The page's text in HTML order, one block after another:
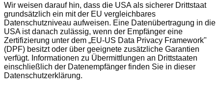
Wir weisen darauf hin, dass die USA als sicherer Drittstaat
grundsätzlich ein mit der EU vergleichbares
Datenschutzniveau aufweisen. Eine Datenübertragung in die
USA ist danach zulässig, wenn der Empfänger eine
Zertifizierung unter dem „EU-US Data Privacy Framework"
(DPF) besitzt oder über geeignete zusätzliche Garantien
verfügt. Informationen zu Übermittlungen an Drittstaaten
einschließlich der Datenempfänger finden Sie in dieser
Datenschutzerklärung.